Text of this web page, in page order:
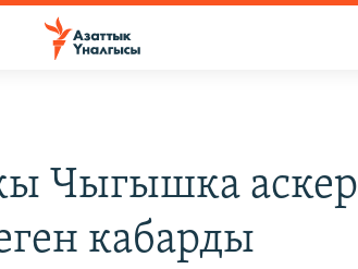
Чыгышка аскер
кабарды